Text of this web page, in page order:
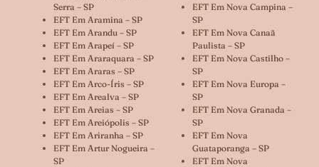
Serra – SP
EFT Em Aramina – SP
EFT Em Arandu – SP
EFT Em Arapeí – SP
EFT Em Araraquara – SP
EFT Em Araras – SP
EFT Em Arco-Íris – SP
EFT Em Arealva – SP
EFT Em Areias – SP
EFT Em Areiópolis – SP
EFT Em Ariranha – SP
EFT Em Artur Nogueira –
SP
EFT Em Nova Campina –
SP
EFT Em Nova Canaã
Paulista – SP
EFT Em Nova Castilho –
SP
EFT Em Nova Europa –
SP
EFT Em Nova Granada –
SP
EFT Em Nova
Guataporanga – SP
EFT Em Nova